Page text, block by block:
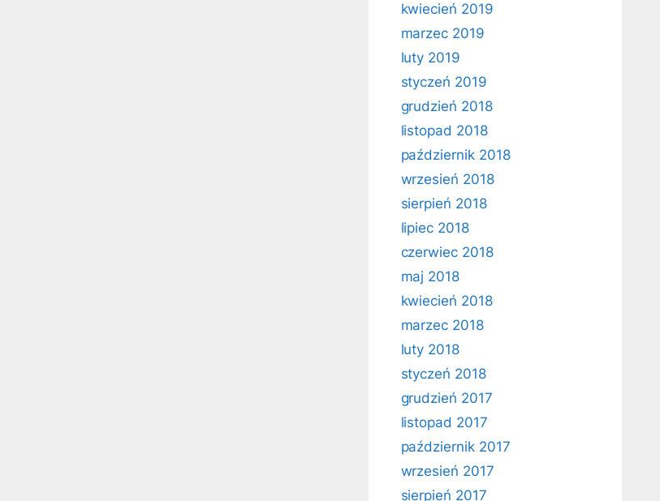
kwiecień 2019
marzec 2019
luty 2019
styczeń 2019
grudzień 2018
listopad 2018
październik 2018
wrzesień 2018
sierpień 2018
lipiec 2018
czerwiec 2018
maj 2018
kwiecień 2018
marzec 2018
luty 2018
styczeń 2018
grudzień 2017
listopad 2017
październik 2017
wrzesień 2017
sierpień 2017